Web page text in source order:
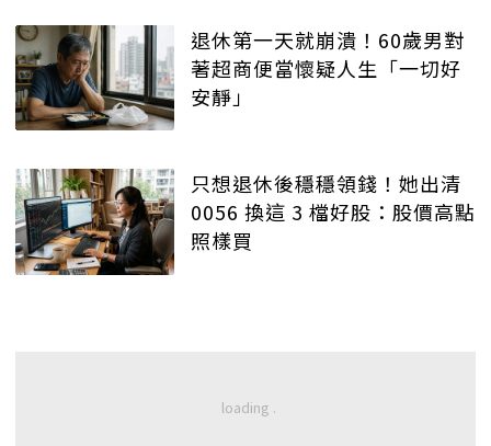
退休第一天就崩潰！60歲男對
著超商便當懷疑人生「一切好
安靜」
只想退休後穩穩領錢！她出清
0056 換這 3 檔好股：股價高點
照樣買